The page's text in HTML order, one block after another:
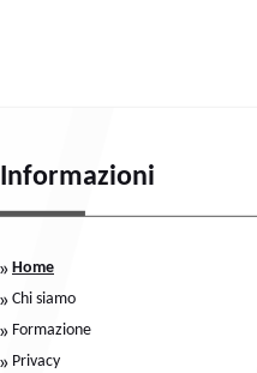
Informazioni
Home
Chi siamo
Formazione
Privacy